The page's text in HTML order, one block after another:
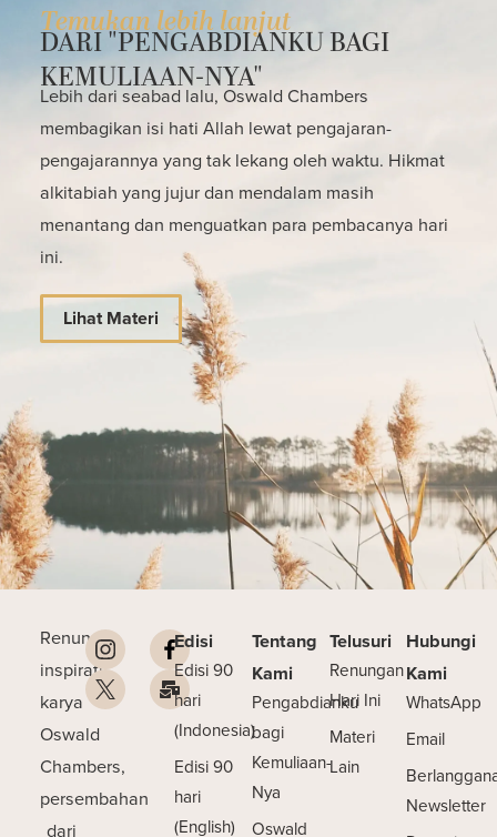
Temukan lebih lanjut
DARI "PENGABDIANKU BAGI
KEMULIAAN-NYA"
Lebih dari seabad lalu, Oswald Chambers
membagikan isi hati Allah lewat pengajaran-
pengajarannya yang tak lekang oleh waktu. Hikmat
alkitabiah yang jujur dan mendalam masih
menantang dan menguatkan para pembacanya hari
ini.
Lihat Materi
Renungan
inspiratif
karya
Oswald
Chambers,
persembahan
dari
Edisi
Edisi 90
hari
(Indonesia)
Edisi 90
hari
(English)
Tentang
Kami
Pengabdianku
bagi
Kemuliaan-
Nya
Oswald
Telusuri
Renungan
Hari Ini
Materi
Lain
Hubungi
Kami
WhatsApp
Email
Newsletter